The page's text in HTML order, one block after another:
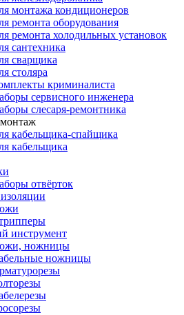
монтажа кондиционеров
ремонта оборудования
ремонта холодильных установок
сантехника
сварщика
столяра
криминалиста
сервисного инженера
слесаря-ремонтника
кабельщика-спайщика
кабельщика
отвёрток
инструмент
ножницы
ножницы